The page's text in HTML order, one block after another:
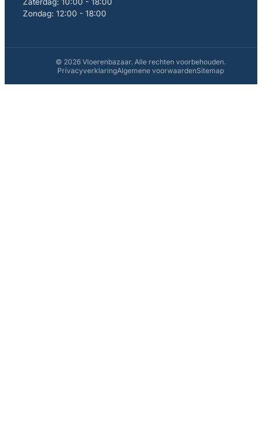
Zondag: 12:00 - 18:00
© 2026 Vloerenbazaar. Alle rechten voorbehouden.
PrivacyverklaringAlgemene voorwaardenSitemap